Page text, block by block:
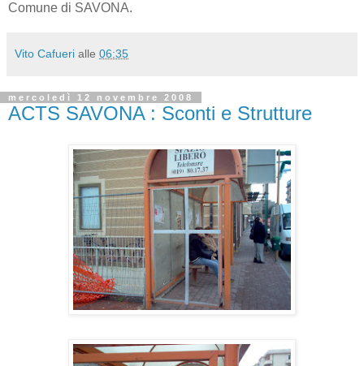
Comune di SAVONA.
Vito Cafueri alle 06:35
mercoledì 12 novembre 2008
ACTS SAVONA : Sconti e Strutture